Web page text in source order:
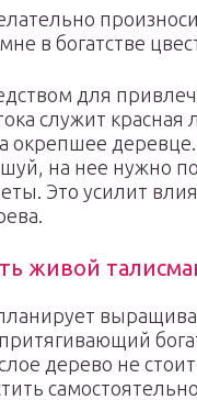
в богатстве
для
служит красная
окрепшее деревце.
на нее нужно
Это усилит
живой
дерево не